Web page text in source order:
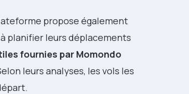
propose également
planifier leurs déplacements
fournies par Momondo
leurs analyses, les vols les